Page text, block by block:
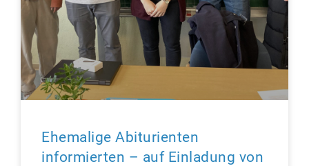
Ehemalige Abiturienten
informierten – auf Einladung von